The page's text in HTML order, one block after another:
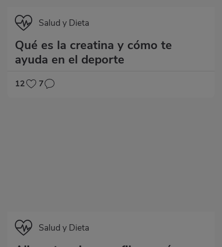
Categoría
Salud y Dieta
Qué es la creatina y cómo te
ayuda en el deporte
12 7
Categoría
Salud y Dieta